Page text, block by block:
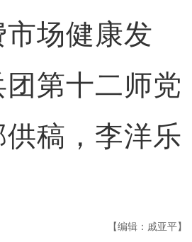
场健康发
团第十二师党
稿，李洋乐
【编辑：戚亚平】